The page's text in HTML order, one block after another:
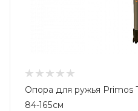
Опора для ружья Primos
84-165см